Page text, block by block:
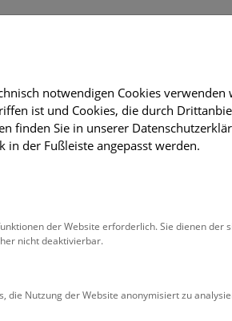
& Aktivitäten Deck 50
Sie
notwendigen Cookies verwenden
ist und Cookies, die durch
finden Sie in unserer
in der Fußleiste angepasst werden.
der Website erforderlich. Sie dienen der
nicht deaktivierbar.
die Nutzung der Website anonymisiert zu